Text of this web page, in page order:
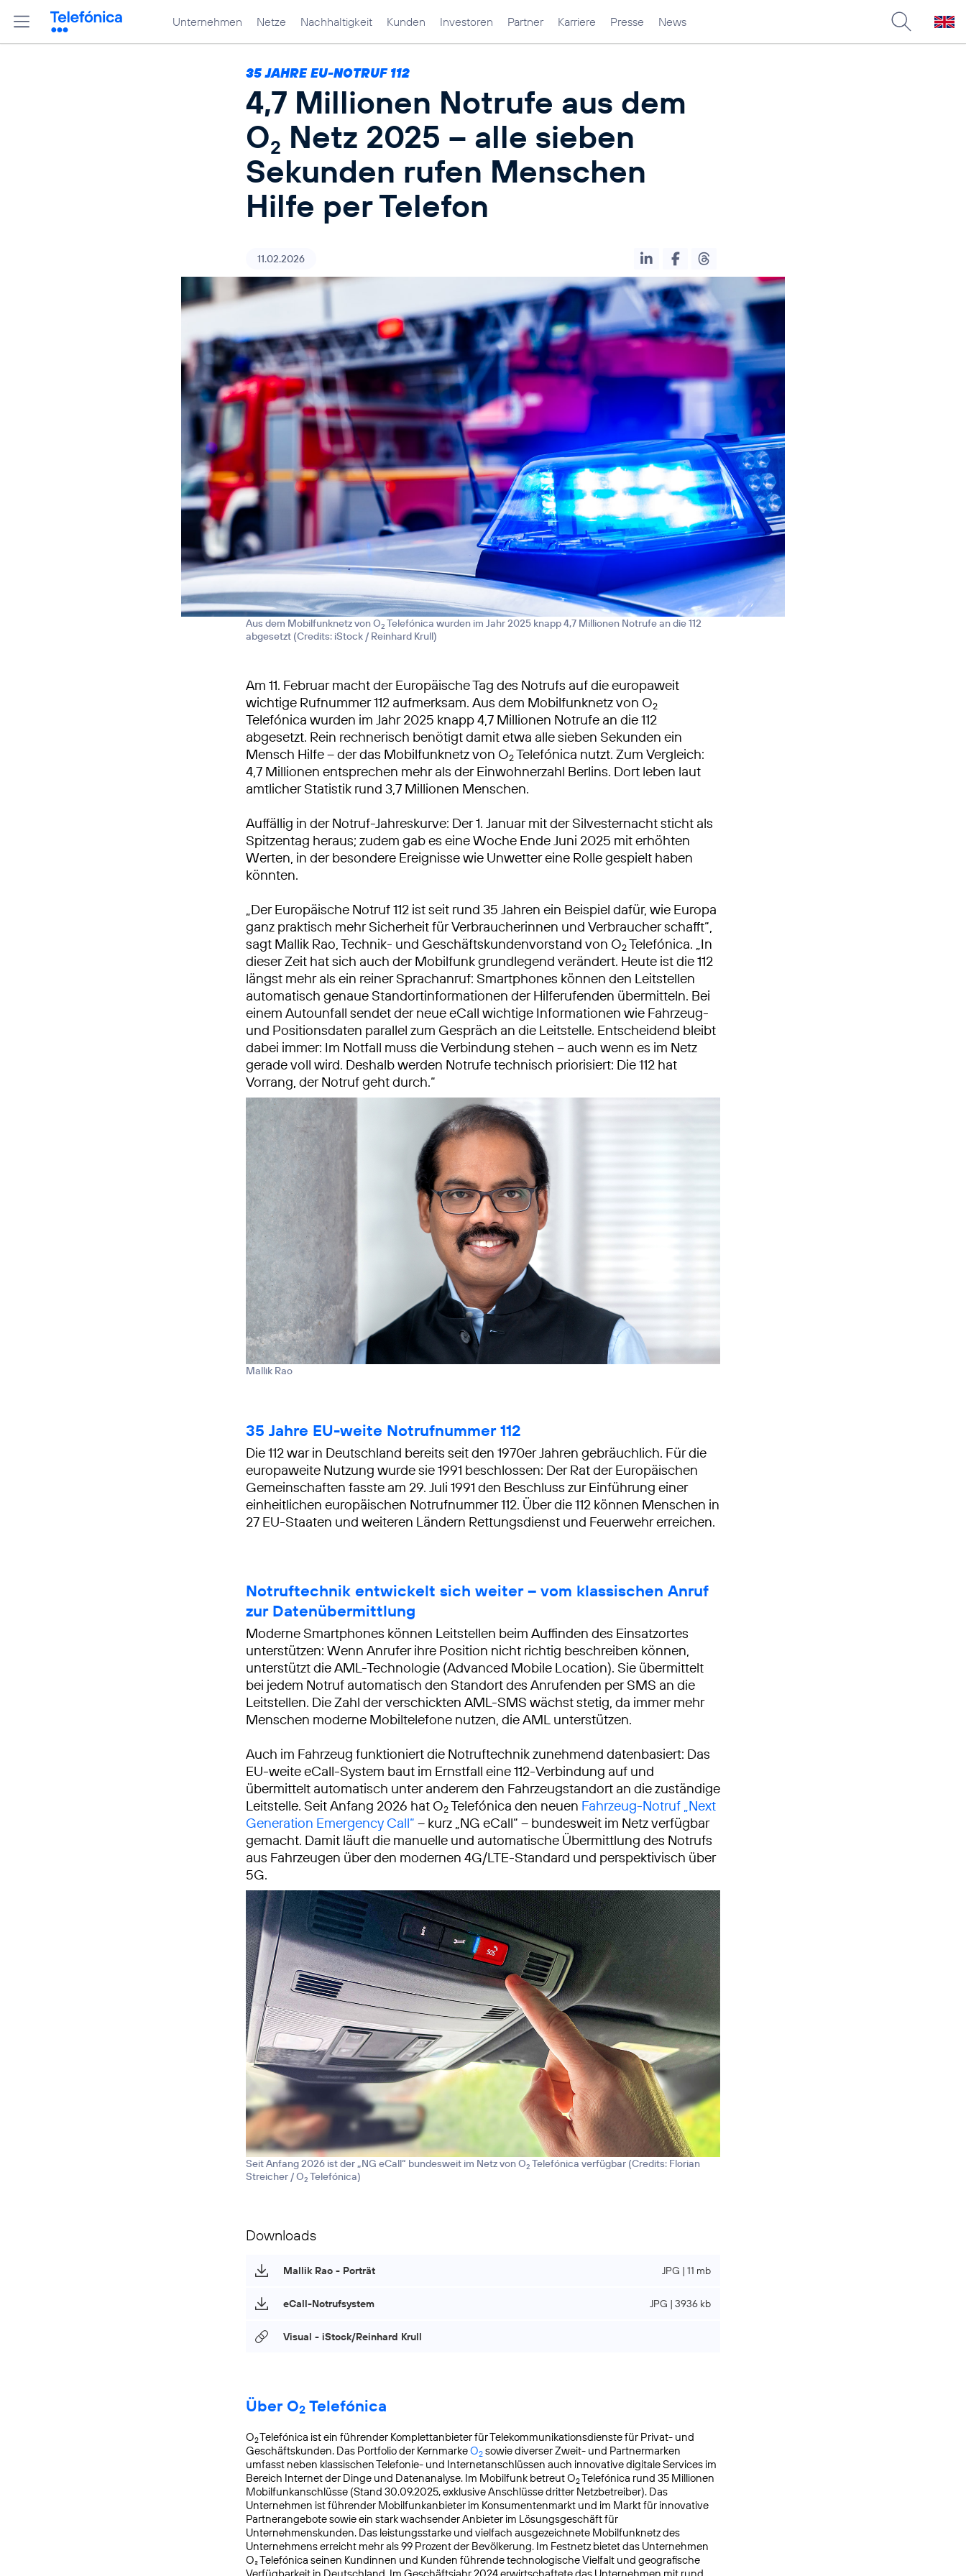
Unternehmen Netze Nachhaltigkeit Kunden Investoren Partner Karriere Presse News
35 JAHRE EU-NOTRUF 112
4,7 Millionen Notrufe aus dem
O2 Netz 2025 – alle sieben
Sekunden rufen Menschen
Hilfe per Telefon
11.02.2026
Aus dem Mobilfunknetz von O2 Telefónica wurden im Jahr 2025 knapp 4,7 Millionen Notrufe an die 112
abgesetzt (Credits: iStock / Reinhard Krull)
Am 11. Februar macht der Europäische Tag des Notrufs auf die europaweit
wichtige Rufnummer 112 aufmerksam. Aus dem Mobilfunknetz von O2
Telefónica wurden im Jahr 2025 knapp 4,7 Millionen Notrufe an die 112
abgesetzt. Rein rechnerisch benötigt damit etwa alle sieben Sekunden ein
Mensch Hilfe – der das Mobilfunknetz von O2Telefónica nutzt. Zum Vergleich:
4,7 Millionen entsprechen mehr als der Einwohnerzahl Berlins. Dort leben laut
amtlicher Statistik rund 3,7 Millionen Menschen.
Auffällig in der Notruf-Jahreskurve: Der 1. Januar mit der Silvesternacht sticht als
Spitzentag heraus; zudem gab es eine Woche Ende Juni 2025 mit erhöhten
Werten, in der besondere Ereignisse wie Unwetter eine Rolle gespielt haben
könnten.
„Der Europäische Notruf 112 ist seit rund 35 Jahren ein Beispiel dafür, wie Europa
ganz praktisch mehr Sicherheit für Verbraucherinnen und Verbraucher schafft“,
sagt Mallik Rao, Technik- und Geschäftskundenvorstand von O2Telefónica. „In
dieser Zeit hat sich auch der Mobilfunk grundlegend verändert. Heute ist die 112
längst mehr als ein reiner Sprachanruf: Smartphones können den Leitstellen
automatisch genaue Standortinformationen der Hilferufenden übermitteln. Bei
einem Autounfall sendet der neue eCall wichtige Informationen wie Fahrzeug-
und Positionsdaten parallel zum Gespräch an die Leitstelle. Entscheidend bleibt
dabei immer: Im Notfall muss die Verbindung stehen – auch wenn es im Netz
gerade voll wird. Deshalb werden Notrufe technisch priorisiert: Die 112 hat
Vorrang, der Notruf geht durch.“
Mallik Rao
35 Jahre EU-weite Notrufnummer 112
Die 112 war in Deutschland bereits seit den 1970er Jahren gebräuchlich. Für die
europaweite Nutzung wurde sie 1991 beschlossen: Der Rat der Europäischen
Gemeinschaften fasste am 29. Juli 1991 den Beschluss zur Einführung einer
einheitlichen europäischen Notrufnummer 112. Über die 112 können Menschen in
27 EU-Staaten und weiteren Ländern Rettungsdienst und Feuerwehr erreichen.
Notruftechnik entwickelt sich weiter – vom klassischen Anruf
zur Datenübermittlung
Moderne Smartphones können Leitstellen beim Auffinden des Einsatzortes
unterstützen: Wenn Anrufer ihre Position nicht richtig beschreiben können,
unterstützt die AML-Technologie (Advanced Mobile Location). Sie übermittelt
bei jedem Notruf automatisch den Standort des Anrufenden per SMS an die
Leitstellen. Die Zahl der verschickten AML-SMS wächst stetig, da immer mehr
Menschen moderne Mobiltelefone nutzen, die AML unterstützen.
Auch im Fahrzeug funktioniert die Notruftechnik zunehmend datenbasiert: Das
EU-weite eCall-System baut im Ernstfall eine 112-Verbindung auf und
übermittelt automatisch unter anderem den Fahrzeugstandort an die zuständige
Leitstelle. Seit Anfang 2026 hat O2Telefónica den neuen Fahrzeug-Notruf „Next
Generation Emergency Call“ – kurz „NG eCall“ – bundesweit im Netz verfügbar
gemacht. Damit läuft die manuelle und automatische Übermittlung des Notrufs
aus Fahrzeugen über den modernen 4G/LTE-Standard und perspektivisch über
5G.
Seit Anfang 2026 ist der „NG eCall“ bundesweit im Netz von O2 Telefónica verfügbar (Credits: Florian
Streicher / O2 Telefónica)
Downloads
Mallik Rao - Porträt JPG | 11 mb
eCall-Notrufsystem JPG | 3936 kb
Visual - iStock/Reinhard Krull
Über O2 Telefónica
O2Telefónica ist ein führender Komplettanbieter für Telekommunikationsdienste für Privat- und
Geschäftskunden. Das Portfolio der KernmarkeO2 sowie diverser Zweit- und Partnermarken
umfasst neben klassischen Telefonie- und Internetanschlüssen auch innovative digitale Services im
Bereich Internet der Dinge und Datenanalyse. Im Mobilfunk betreut O2Telefónica rund 35 Millionen
Mobilfunkanschlüsse (Stand 30.09.2025, exklusive Anschlüsse dritter Netzbetreiber). Das
Unternehmen ist führender Mobilfunkanbieter im Konsumentenmarkt und im Markt für innovative
Partnerangebote sowie ein stark wachsender Anbieter im Lösungsgeschäft für
Unternehmenskunden. Das leistungsstarke und vielfach ausgezeichnete Mobilfunknetz des
Unternehmens erreicht mehr als 99 Prozent der Bevölkerung. Im Festnetz bietet das Unternehmen
O₂ Telefónica seinen Kundinnen und Kunden führende technologische Vielfalt und geografische